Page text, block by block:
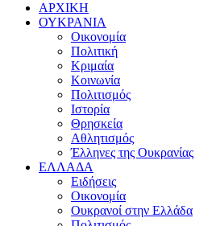
ΑΡΧΙΚΗ
ΟΥΚΡΑΝΙΑ
Οικονομία
Πολιτική
Κριμαία
Κοινωνία
Πολιτισμός
Ιστορία
Θρησκεία
Αθλητισμός
Έλληνες της Ουκρανίας
ΕΛΛΑΔΑ
Ειδήσεις
Οικονομία
Ουκρανοί στην Ελλάδα